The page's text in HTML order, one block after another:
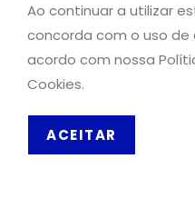
Livro de Reclamações
PT
Ao continuar a utilizar
concorda com o uso de
acordo com nossa
Cookies.
ACEITAR